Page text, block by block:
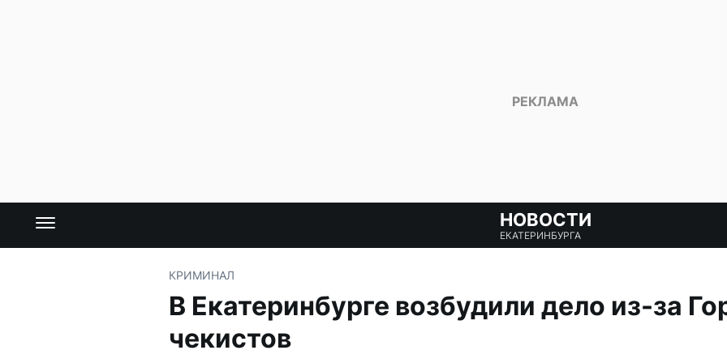
НОВОСТИ
ЕКАТЕРИНБУРГА
КРИМИНАЛ
В Екатеринбурге возбудили дело из-за
чекистов